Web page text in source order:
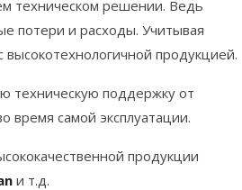
техническом решении. Ведь
потери и расходы. Учитывая
продукцией.
техническую поддержку от
время самой эксплуатации.
продукции
и т.д.